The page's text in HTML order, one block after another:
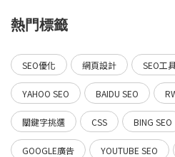
熱門標籤
SEO優化 網頁設計 SEO工
YAHOO SEO BAIDU SEO
關鍵字挑選 CSS BING SEO
GOOGLE廣告 YOUTUBE SEO